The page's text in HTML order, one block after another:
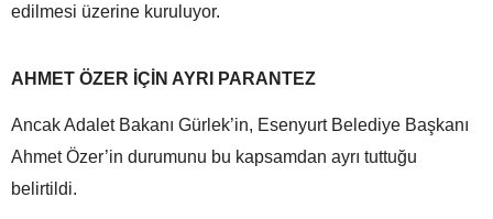
edilmesi üzerine kuruluyor.
AHMET ÖZER İÇİN AYRI PARANTEZ
Ancak Adalet Bakanı Gürlek’in, Esenyurt Belediye Başkanı
Ahmet Özer’in durumunu bu kapsamdan ayrı tuttuğu
belirtildi.